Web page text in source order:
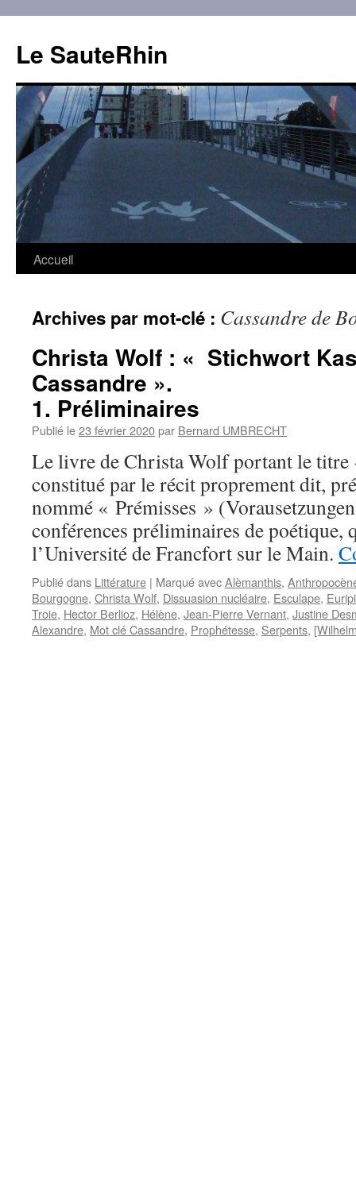
contenu
Le SauteRhin
Accueil
Archives par mot-clé : Cassandre de
Christa Wolf : « Stichwort
Cassandre ».
1. Préliminaires
Publié le23 février 2020par Bernard UMBRECHT
Le livre de Christa Wolf portant le titre
constitué par le récit proprement dit,
nommé « Prémisses »
conférences préliminaires de poétique,
l’Université de Francfort sur le Main.
Publié dans Littérature | Marqué avecAlèmanthis,
Bourgogne, Christa Wolf, Dissuasion nucléaire, Esculape,
Troie, Hector Berlioz, Hélène, Jean-Pierre Vernant, Justine
Alexandre, Mot clé Cassandre, Prophétesse, Serpents,